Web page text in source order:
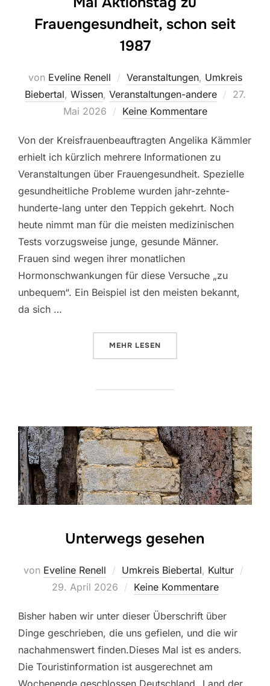
Frauengesundheit, schon seit
1987
von Eveline Renell Veranstaltungen, Umkreis
Biebertal, Wissen, Veranstaltungen-andere
27.
Mai 2026
Keine Kommentare
Von der Kreisfrauenbeauftragten Angelika Kämmler
erhielt ich kürzlich mehrere Informationen zu
Veranstaltungen über Frauengesundheit. Spezielle
gesundheitliche Probleme wurden jahr-zehnte-
hunderte-lang unter den Teppich gekehrt. Noch
heute nimmt man für die meisten medizinischen
Tests vorzugsweise junge, gesunde Männer.
Frauen sind wegen ihrer monatlichen
Hormonschwankungen für diese Versuche „zu
unbequem“. Ein Beispiel ist den meisten bekannt,
da sich …
MEHR ÜBER „MAI AKTIONSTAG ZU
LESEN
Unterwegs gesehen
von Eveline Renell Umkreis Biebertal, Kultur
29. April 2026 Keine Kommentare
Bisher haben wir unter dieser Überschrift über
Dinge geschrieben, die uns gefielen, und die wir
nachahmenswert finden.Dieses Mal ist es anders.
Die Touristinformation ist ausgerechnet am